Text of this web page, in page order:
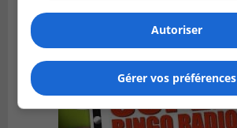
Autoriser
Gérer vos préférences